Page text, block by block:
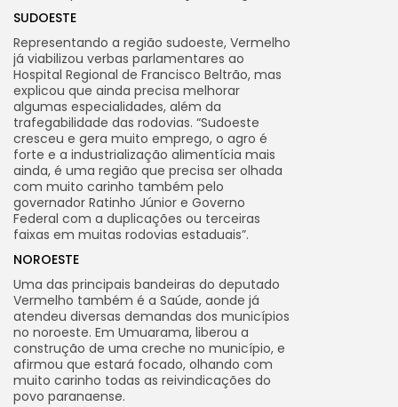
SUDOESTE
Representando a região sudoeste, Vermelho
já viabilizou verbas parlamentares ao
Hospital Regional de Francisco Beltrão, mas
explicou que ainda precisa melhorar
algumas especialidades, além da
trafegabilidade das rodovias. “Sudoeste
cresceu e gera muito emprego, o agro é
forte e a industrialização alimentícia mais
ainda, é uma região que precisa ser olhada
com muito carinho também pelo
governador Ratinho Júnior e Governo
Federal com a duplicações ou terceiras
faixas em muitas rodovias estaduais”.
NOROESTE
Uma das principais bandeiras do deputado
Vermelho também é a Saúde, aonde já
atendeu diversas demandas dos municípios
no noroeste. Em Umuarama, liberou a
construção de uma creche no município, e
afirmou que estará focado, olhando com
muito carinho todas as reivindicações do
povo paranaense.